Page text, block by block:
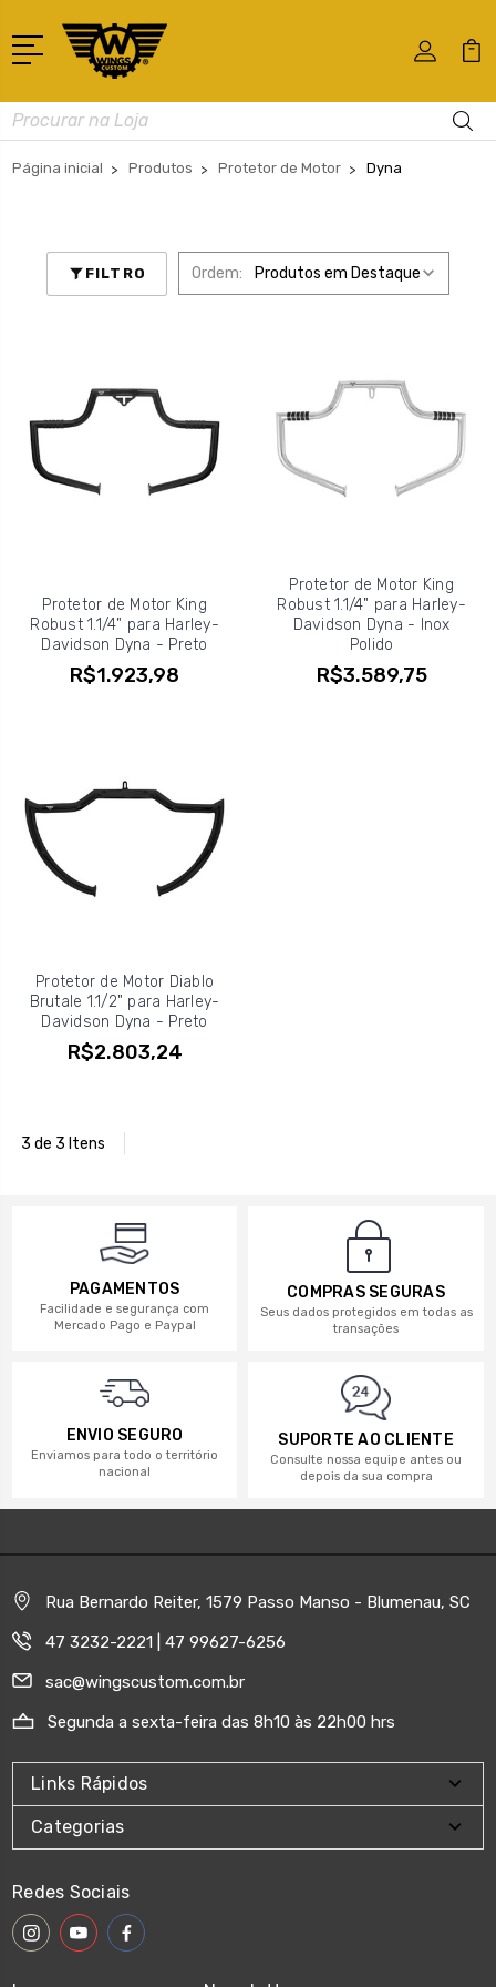
Busca
Página inicial Produtos Protetor de Motor Dyna
FILTRO Ordem:
Protetor de Motor King
Robust 1.1/4" para Harley-
Davidson Dyna - Preto
R$1.923,98
Protetor de Motor King
Robust 1.1/4" para Harley-
Davidson Dyna - Inox
Polido
R$3.589,75
Protetor de Motor Diablo
Brutale 1.1/2" para Harley-
Davidson Dyna - Preto
R$2.803,24
3 de 3 Itens
PAGAMENTOS
Facilidade e segurança com
Mercado Pago e Paypal
COMPRAS SEGURAS
Seus dados protegidos em todas as
transações
ENVIO SEGURO
Enviamos para todo o território
nacional
SUPORTE AO CLIENTE
Consulte nossa equipe antes ou
depois da sua compra
Rua Bernardo Reiter, 1579 Passo Manso - Blumenau, SC
47 3232-2221 | 47 99627-6256
sac@wingscustom.com.br
Segunda a sexta-feira das 8h10 às 22h00 hrs
Links Rápidos
Categorias
Redes Sociais